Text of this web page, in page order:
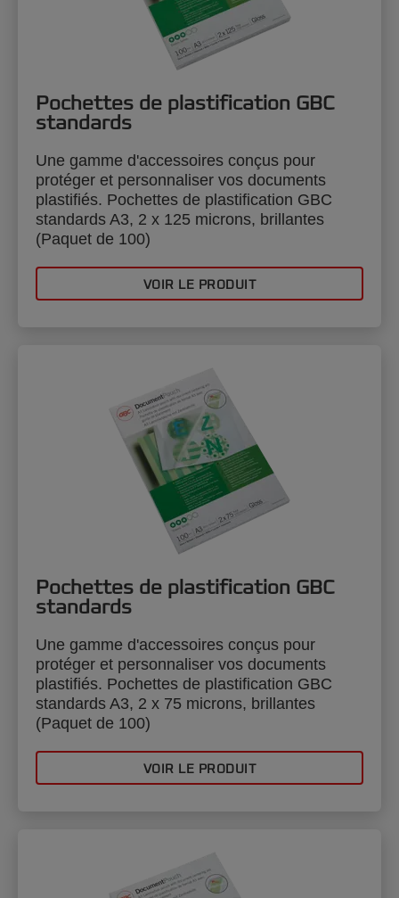
Pochettes de plastification GBC
standards
Une gamme d'accessoires conçus pour
protéger et personnaliser vos documents
plastifiés. Pochettes de plastification GBC
standards A3, 2 x 125 microns, brillantes
(Paquet de 100)
VOIR LE PRODUIT
Pochettes de plastification GBC
standards
Une gamme d'accessoires conçus pour
protéger et personnaliser vos documents
plastifiés. Pochettes de plastification GBC
standards A3, 2 x 75 microns, brillantes
(Paquet de 100)
VOIR LE PRODUIT